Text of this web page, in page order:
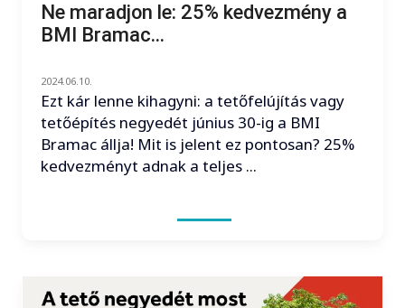
Ne maradjon le: 25% kedvezmény a
BMI Bramac...
2024.06.10.
Ezt kár lenne kihagyni: a tetőfelújítás vagy
tetőépítés negyedét június 30-ig a BMI
Bramac állja! Mit is jelent ez pontosan? 25%
kedvezményt adnak a teljes ...